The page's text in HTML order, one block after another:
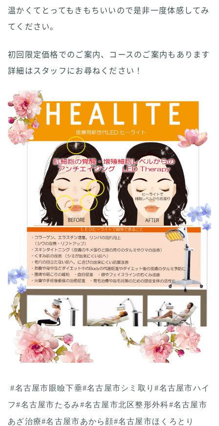
温かくてとってもきもちいいので是非一度体感してみ
てください。
初回限定価格でのご案内、コースのご案内もあります
詳細はスタッフにお尋ねください！
#名古屋市眼瞼下垂#名古屋市シミ取り#名古屋市ハイ
フ#名古屋市たるみ#名古屋市北区整形外科#名古屋市
あざ治療#名古屋市あから顔#名古屋市ほくろとり